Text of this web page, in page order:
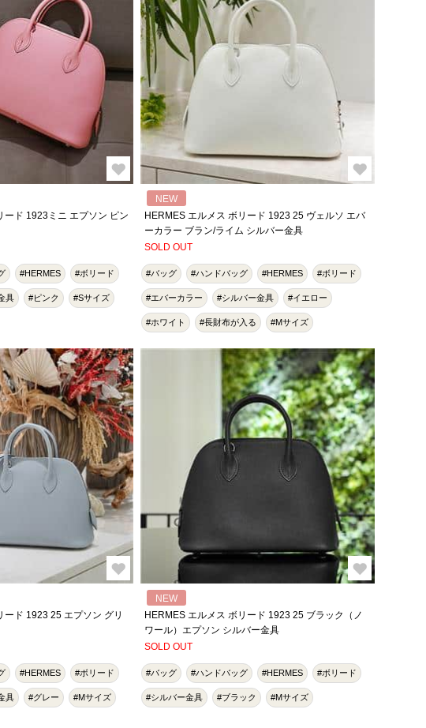
ード 1923ミニ エプソン ピン
#HERMES #ボリード
具 #ピンク #Sサイズ
NEW
HERMES エルメス ボリード 1923 25 ヴェルソ エバ
ーカラー ブラン/ライム シルバー金具
SOLD OUT
#バッグ #ハンドバッグ #HERMES #ボリード
#エバーカラー #シルバー金具 #イエロー
#ホワイト #長財布が入る #Mサイズ
ード 1923 25 エプソン グリ
#HERMES #ボリード
具 #グレー #Mサイズ
NEW
HERMES エルメス ボリード 1923 25 ブラック（ノ
ワール）エプソン シルバー金具
SOLD OUT
#バッグ #ハンドバッグ #HERMES #ボリード
#シルバー金具 #ブラック #Mサイズ